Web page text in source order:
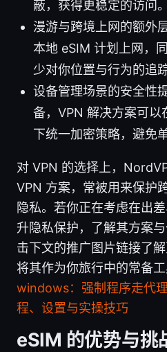
蔽，获得更稳定的访问。
漫游与跨境上网的额外
本地 eSIM 计划上网，
少对你位置与行为的追踪
设备管理场景的安全性
备，VPN 解决方案可以
下统一加密策略，避免
对 VPN 的选择上，
VPN 方案，常被用来保护
隐私。若你正在考虑在出
升隐私保护，了解其方案
击下文的推广图片链接了
将其作为你旅行中的常备工
windows：强制程序走代
程、设置与实操技巧
eSIM 的优势与挑